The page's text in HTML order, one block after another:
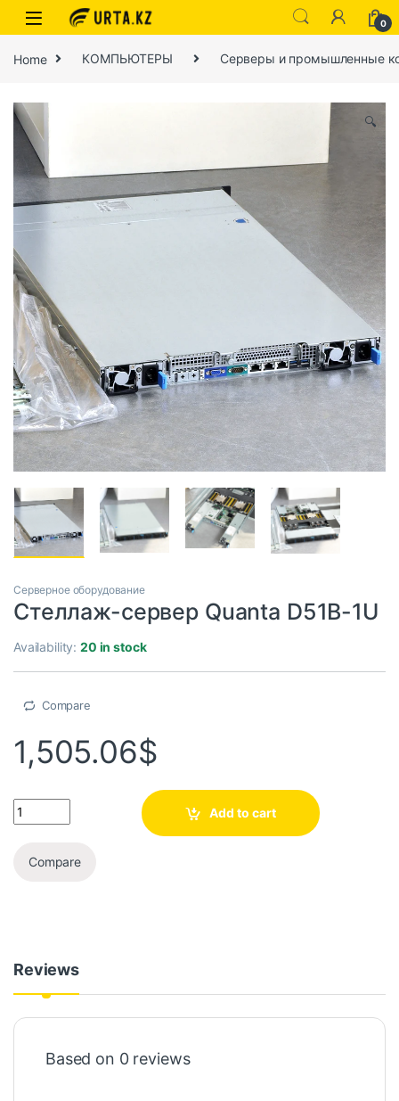
0
Home КОМПЬЮТЕРЫ Серверы и промышленные
🔍
Серверное оборудование
Стеллаж-сервер Quanta D51B-1U
Availability:20 in stock
Compare
1,505.06$
Add to cart
Compare
Reviews
Based on 0 reviews